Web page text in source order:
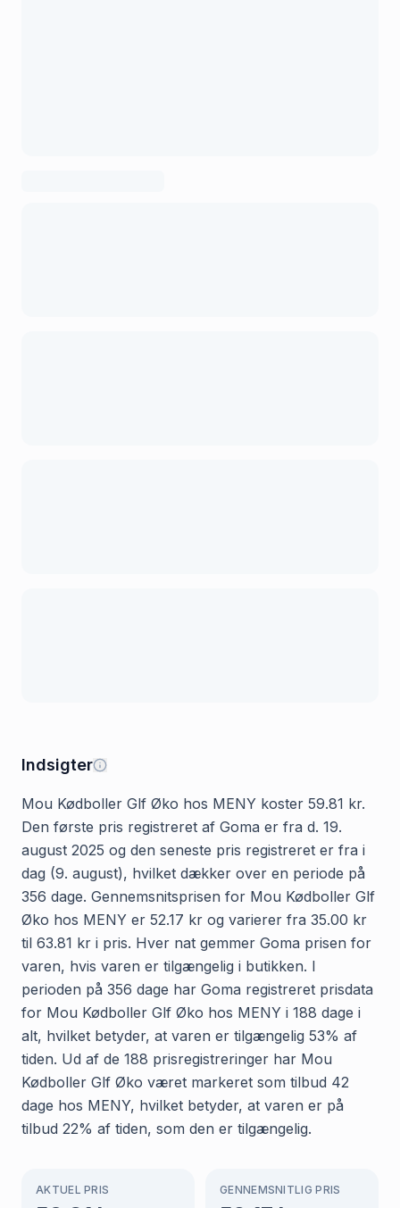
Indsigter
Mou Kødboller Glf Øko hos MENY koster 59.81 kr.
Den første pris registreret af Goma er fra d. 19.
august 2025 og den seneste pris registreret er fra i
dag (9. august), hvilket dækker over en periode på
356 dage. Gennemsnitsprisen for Mou Kødboller Glf
Øko hos MENY er 52.17 kr og varierer fra 35.00 kr
til 63.81 kr i pris. Hver nat gemmer Goma prisen for
varen, hvis varen er tilgængelig i butikken. I
perioden på 356 dage har Goma registreret prisdata
for Mou Kødboller Glf Øko hos MENY i 188 dage i
alt, hvilket betyder, at varen er tilgængelig 53% af
tiden. Ud af de 188 prisregistreringer har Mou
Kødboller Glf Øko været markeret som tilbud 42
dage hos MENY, hvilket betyder, at varen er på
tilbud 22% af tiden, som den er tilgængelig.
AKTUEL PRIS GENNEMSNITLIG PRIS